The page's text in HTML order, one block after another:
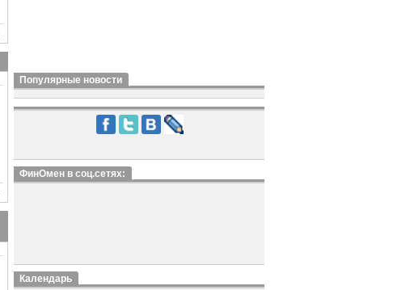
Популярные новости
ФинОмен в соц.сетях:
Календарь